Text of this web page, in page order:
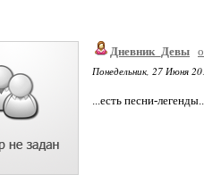
Дневник_Девы
Понедельник, 27 Июня
...есть песни-